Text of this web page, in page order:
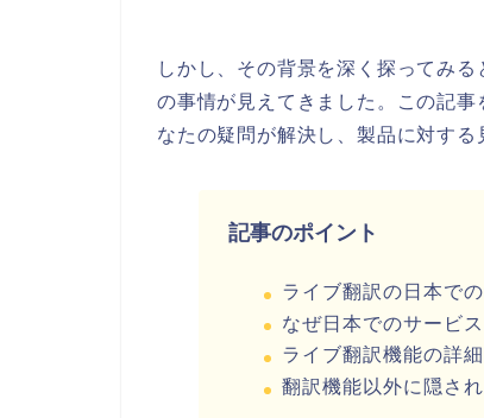
しかし、その背景を深く探ってみ
の事情が見えてきました。この記
なたの疑問が解決し、製品に対する
記事のポイント
ライブ翻訳の日本で
なぜ日本でのサービ
ライブ翻訳機能の詳
翻訳機能以外に隠さ